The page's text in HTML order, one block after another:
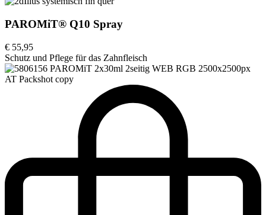
PAROMiT® Q10 Spray
€ 55,95
Schutz und Pflege für das Zahnfleisch